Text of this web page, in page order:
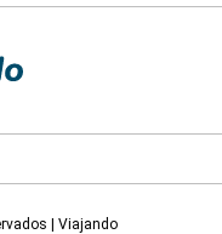
| Viajando